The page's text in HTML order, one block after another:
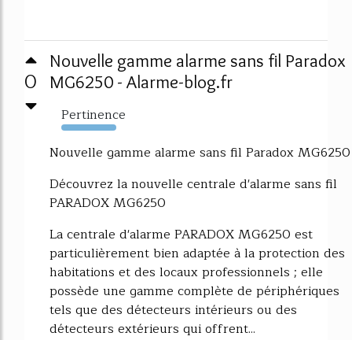
0
Nouvelle gamme alarme sans fil Paradox
MG6250 - Alarme-blog.fr
Pertinence
883%
Nouvelle gamme alarme sans fil Paradox MG6250
Découvrez la nouvelle centrale d'alarme sans fil
PARADOX MG6250
La centrale d'alarme PARADOX MG6250 est
particulièrement bien adaptée à la protection des
habitations et des locaux professionnels ; elle
possède une gamme complète de périphériques
tels que des détecteurs intérieurs ou des
détecteurs extérieurs qui offrent...